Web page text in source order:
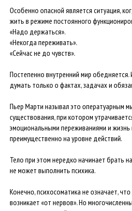
Особенно опасной является ситуация,
жить в режиме постоянного
«Надо держаться».
«Некогда переживать».
«Сейчас не до чувств».
Постепенно внутренний мир
думать только о фактах, задачах и
Пьер Марти называл это оператуарным
существования, при котором
эмоциональными переживаниями и жизнь
преимущественно на уровне действий.
Тело при этом нередко начинает брать
не может выполнить психика.
Конечно, психосоматика не означает,
возникает «от нервов». Но